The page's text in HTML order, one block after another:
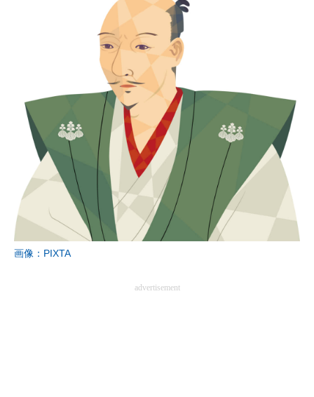
画像：PIXTA
advertisement